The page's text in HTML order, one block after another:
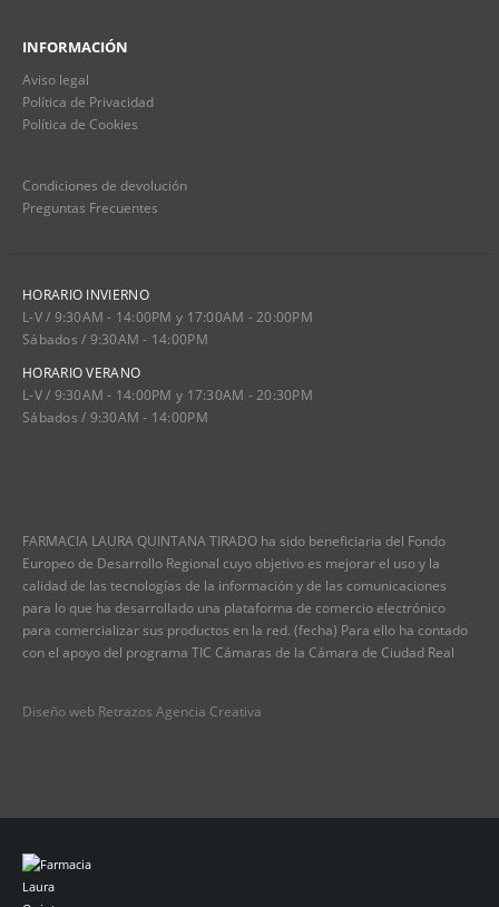
INFORMACIÓN
Aviso legal
Política de Privacidad
Política de Cookies
Condiciones de devolución
Preguntas Frecuentes
HORARIO INVIERNO
L-V / 9:30AM - 14:00PM y 17:00AM - 20:00PM
Sábados / 9:30AM - 14:00PM
HORARIO VERANO
L-V / 9:30AM - 14:00PM y 17:30AM - 20:30PM
Sábados / 9:30AM - 14:00PM
FARMACIA LAURA QUINTANA TIRADO ha sido beneficiaria del Fondo
Europeo de Desarrollo Regional cuyo objetivo es mejorar el uso y la
calidad de las tecnologías de la información y de las comunicaciones
para lo que ha desarrollado una plataforma de comercio electrónico
para comercializar sus productos en la red. (fecha) Para ello ha contado
con el apoyo del programa TIC Cámaras de la Cámara de Ciudad Real
Diseño web Retrazos Agencia Creativa